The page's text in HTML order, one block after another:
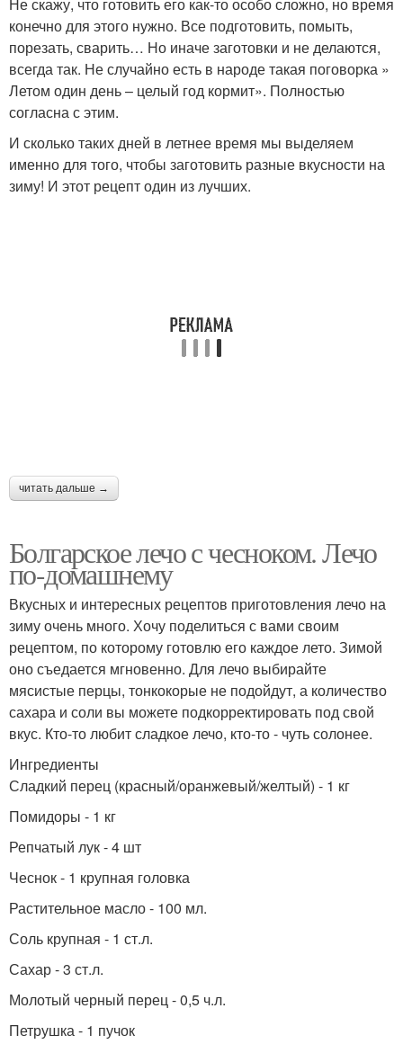
Лечо с кабачками Лечо с баклажанами
Лечо с огурцами
конечно для этого нужно. Все подготовить, помыть,
порезать, сварить… Но иначе заготовки и не делаются,
всегда так. Не случайно есть в народе такая поговорка »
Летом один день – целый год кормит». Полностью
согласна с этим.
И сколько таких дней в летнее время мы выделяем
именно для того, чтобы заготовить разные вкусности на
зиму! И этот рецепт один из лучших.
читать дальше →
Болгарское лечо с чесноком. Лечо
по-домашнему
Вкусных и интересных рецептов приготовления лечо на
зиму очень много. Хочу поделиться с вами своим
рецептом, по которому готовлю его каждое лето. Зимой
оно съедается мгновенно. Для лечо выбирайте
мясистые перцы, тонкокорые не подойдут, а количество
сахара и соли вы можете подкорректировать под свой
вкус. Кто-то любит сладкое лечо, кто-то - чуть солонее.
Ингредиенты
Сладкий перец (красный/оранжевый/желтый) - 1 кг
Помидоры - 1 кг
Репчатый лук - 4 шт
Чеснок - 1 крупная головка
Растительное масло - 100 мл.
Соль крупная - 1 ст.л.
Сахар - 3 ст.л.
Молотый черный перец - 0,5 ч.л.
Петрушка - 1 пучок